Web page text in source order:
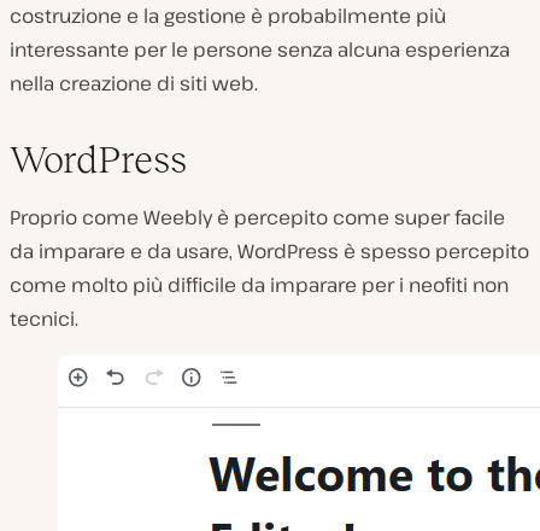
costruzione e la gestione è probabilmente più
interessante per le persone senza alcuna esperienza
nella creazione di siti web.
WordPress
Proprio come Weebly è percepito come super facile
da imparare e da usare, WordPress è spesso percepito
come molto più difficile da imparare per i neofiti non
tecnici.